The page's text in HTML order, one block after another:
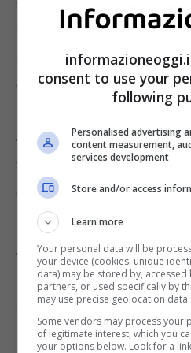
sì. Certo ci sono dei
e
alcune situazioni che
compromettere la
Ad esempio, è noto che
fotovoltaicorende di più
dove il sole “la fa da
maggior parte
A parità di tipologia di
meridionali la resa è
50%. Le nuvole, però,
le performance
consent to use your
following
Personalised advertising
content measurement,
services development
Store and/or access
Learn more
Your personal data will be
your device (cookies, unique
data) may be stored by,
partners, or used specifically by
may use precise geolocation data.
Some vendors may process your
of legitimate interest, which you
your options below. Look for a